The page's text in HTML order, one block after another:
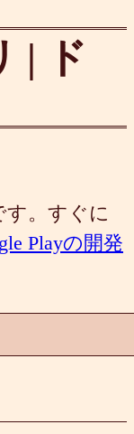
| ド
す。すぐに
Playの開発